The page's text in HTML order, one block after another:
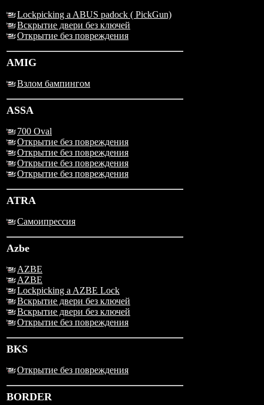
Lockpicking a ABUS padock ( PickGun)
Вскрытие двери без ключей
Открытие без повреждения
AMIG
Взлом бампингом
ASSA
700 Oval
Открытие без повреждения
Открытие без повреждения
Открытие без повреждения
Открытие без повреждения
ATRA
Самоипрессия
Azbe
AZBE
AZBE
Lockpicking a AZBE Lock
Вскрытие двери без ключей
Вскрытие двери без ключей
Открытие без повреждения
BKS
Открытие без повреждения
BORDER